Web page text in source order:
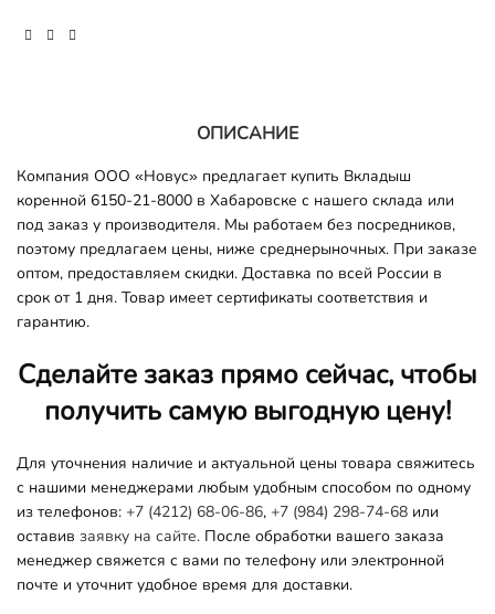
ОПИСАНИЕ
Компания ООО «Новус» предлагает купить Вкладыш
коренной 6150-21-8000 в Хабаровске с нашего склада или
под заказ у производителя. Мы работаем без посредников,
поэтому предлагаем цены, ниже среднерыночных. При заказе
оптом, предоставляем скидки. Доставка по всей России в
срок от 1 дня. Товар имеет сертификаты соответствия и
гарантию.
Сделайте заказ прямо сейчас, чтобы
получить самую выгодную цену!
Для уточнения наличие и актуальной цены товара свяжитесь
с нашими менеджерами любым удобным способом по одному
из телефонов: +7 (4212) 68-06-86, +7 (984) 298-74-68 или
оставив заявку на сайте. После обработки вашего заказа
менеджер свяжется с вами по телефону или электронной
почте и уточнит удобное время для доставки.